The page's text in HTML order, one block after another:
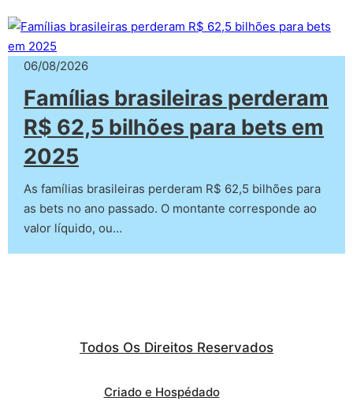
06/08/2026
Famílias brasileiras perderam
R$ 62,5 bilhões para bets em
2025
As famílias brasileiras perderam R$ 62,5 bilhões para
as bets no ano passado. O montante corresponde ao
valor líquido, ou…
Todos Os Direitos Reservados
Criado e Hospédado